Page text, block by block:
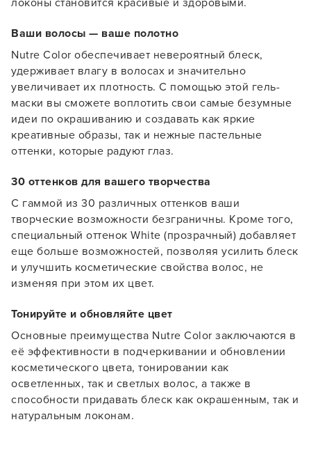
локоны становится красивые и здоровыми.
Ваши волосы — ваше полотно
Nutre Color обеспечивает невероятный блеск,
удерживает влагу в волосах и значительно
увеличивает их плотность. С помощью этой гель-
маски вы сможете воплотить свои самые безумные
идеи по окрашиванию и создавать как яркие
креативные образы, так и нежные пастельные
оттенки, которые радуют глаз.
30 оттенков для вашего творчества
С гаммой из 30 различных оттенков ваши
творческие возможности безграничны. Кроме того,
специальный оттенок White (прозрачный) добавляет
еще больше возможностей, позволяя усилить блеск
и улучшить косметические свойства волос, не
изменяя при этом их цвет.
Тонируйте и обновляйте цвет
Основные преимущества Nutre Color заключаются в
её эффективности в подчеркивании и обновлении
косметического цвета, тонировании как
осветленных, так и светлых волос, а также в
способности придавать блеск как окрашенным, так и
натуральным локонам.
Заяц–робот
В новом приложении RedHare Market для Android
смотреть товары и оформлять заказы — удобнее и
намного быстрее!
УСТАНОВИТЬ ИЗ GOOGLE PLAY